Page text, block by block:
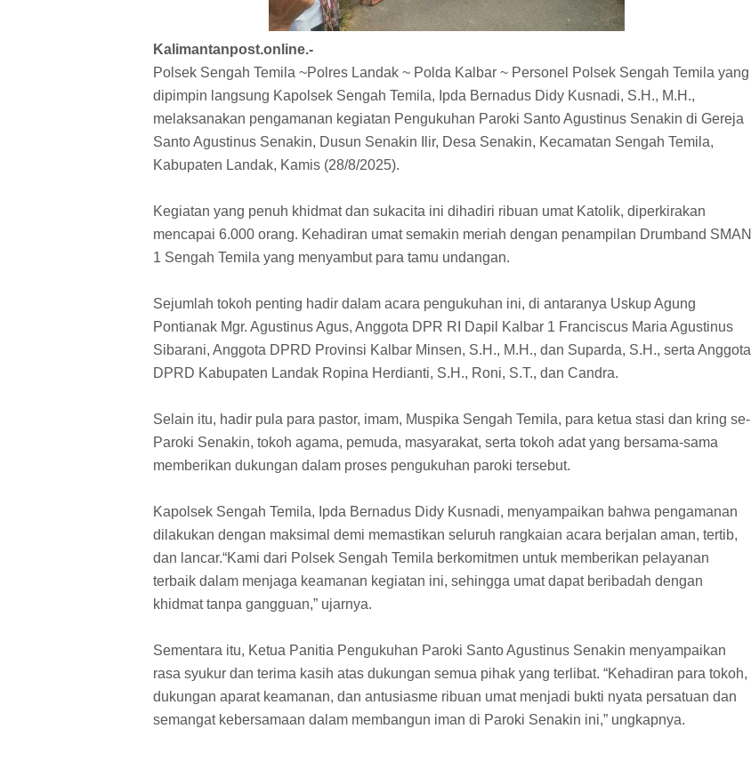
Kalimantanpost.online.-
Polsek Sengah Temila ~Polres Landak ~ Polda Kalbar ~ Personel Polsek Sengah Temila yang
dipimpin langsung Kapolsek Sengah Temila, Ipda Bernadus Didy Kusnadi, S.H., M.H.,
melaksanakan pengamanan kegiatan Pengukuhan Paroki Santo Agustinus Senakin di Gereja
Santo Agustinus Senakin, Dusun Senakin Ilir, Desa Senakin, Kecamatan Sengah Temila,
Kabupaten Landak, Kamis (28/8/2025).
Kegiatan yang penuh khidmat dan sukacita ini dihadiri ribuan umat Katolik, diperkirakan
mencapai 6.000 orang. Kehadiran umat semakin meriah dengan penampilan Drumband SMAN
1 Sengah Temila yang menyambut para tamu undangan.
Sejumlah tokoh penting hadir dalam acara pengukuhan ini, di antaranya Uskup Agung
Pontianak Mgr. Agustinus Agus, Anggota DPR RI Dapil Kalbar 1 Franciscus Maria Agustinus
Sibarani, Anggota DPRD Provinsi Kalbar Minsen, S.H., M.H., dan Suparda, S.H., serta Anggota
DPRD Kabupaten Landak Ropina Herdianti, S.H., Roni, S.T., dan Candra.
Selain itu, hadir pula para pastor, imam, Muspika Sengah Temila, para ketua stasi dan kring se-
Paroki Senakin, tokoh agama, pemuda, masyarakat, serta tokoh adat yang bersama-sama
memberikan dukungan dalam proses pengukuhan paroki tersebut.
Kapolsek Sengah Temila, Ipda Bernadus Didy Kusnadi, menyampaikan bahwa pengamanan
dilakukan dengan maksimal demi memastikan seluruh rangkaian acara berjalan aman, tertib,
dan lancar.“Kami dari Polsek Sengah Temila berkomitmen untuk memberikan pelayanan
terbaik dalam menjaga keamanan kegiatan ini, sehingga umat dapat beribadah dengan
khidmat tanpa gangguan,” ujarnya.
Sementara itu, Ketua Panitia Pengukuhan Paroki Santo Agustinus Senakin menyampaikan
rasa syukur dan terima kasih atas dukungan semua pihak yang terlibat. “Kehadiran para tokoh,
dukungan aparat keamanan, dan antusiasme ribuan umat menjadi bukti nyata persatuan dan
semangat kebersamaan dalam membangun iman di Paroki Senakin ini,” ungkapnya.